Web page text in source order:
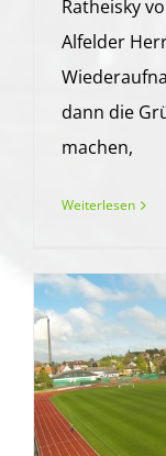
Ratheisky
Alfelder
dann die
machen,
Weiterlesen